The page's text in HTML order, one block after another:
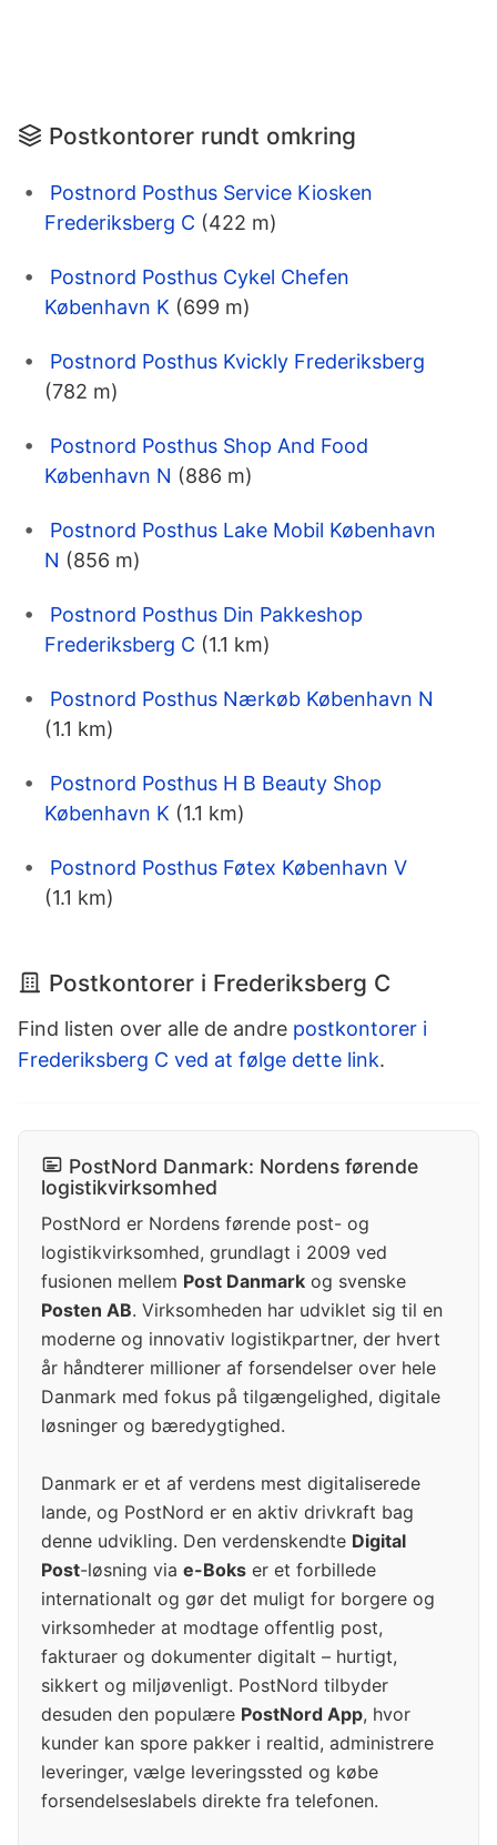
Postkontorer rundt omkring
Postnord Posthus Service Kiosken
Frederiksberg C (422 m)
Postnord Posthus Cykel Chefen
København K (699 m)
Postnord Posthus Kvickly Frederiksberg
(782 m)
Postnord Posthus Shop And Food
København N (886 m)
Postnord Posthus Lake Mobil København
N (856 m)
Postnord Posthus Din Pakkeshop
Frederiksberg C (1.1 km)
Postnord Posthus Nærkøb København N
(1.1 km)
Postnord Posthus H B Beauty Shop
København K (1.1 km)
Postnord Posthus Føtex København V
(1.1 km)
Postkontorer i Frederiksberg C
Find listen over alle de andre postkontorer i
Frederiksberg C ved at følge dette link.
PostNord Danmark: Nordens førende
logistikvirksomhed
PostNord er Nordens førende post- og
logistikvirksomhed, grundlagt i 2009 ved
fusionen mellem Post Danmark og svenske
Posten AB. Virksomheden har udviklet sig til en
moderne og innovativ logistikpartner, der hvert
år håndterer millioner af forsendelser over hele
Danmark med fokus på tilgængelighed, digitale
løsninger og bæredygtighed.
Danmark er et af verdens mest digitaliserede
lande, og PostNord er en aktiv drivkraft bag
denne udvikling. Den verdenskendte Digital
Post-løsning via e-Boks er et forbillede
internationalt og gør det muligt for borgere og
virksomheder at modtage offentlig post,
fakturaer og dokumenter digitalt – hurtigt,
sikkert og miljøvenligt. PostNord tilbyder
desuden den populære PostNord App, hvor
kunder kan spore pakker i realtid, administrere
leveringer, vælge leveringssted og købe
forsendelseslabels direkte fra telefonen.